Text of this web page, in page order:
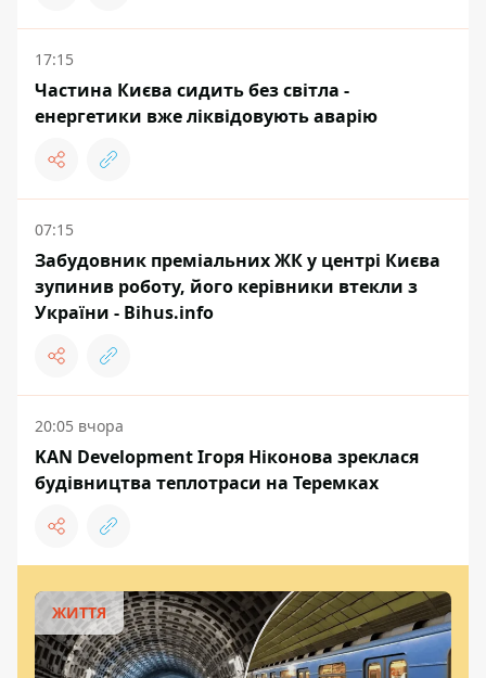
17:15
Частина Києва сидить без світла -
енергетики вже ліквідовують аварію
07:15
Забудовник преміальних ЖК у центрі Києва
зупинив роботу, його керівники втекли з
України - Bihus.info
20:05 вчора
KAN Development Ігоря Ніконова зреклася
будівництва теплотраси на Теремках
ЖИТТЯ